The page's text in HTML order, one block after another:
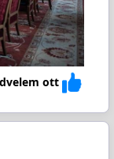
ott